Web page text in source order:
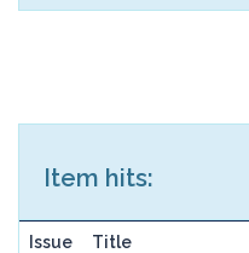
Item hits:
Issue
Title